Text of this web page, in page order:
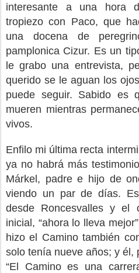
interesante a una hora
tropiezo con Paco, que
una docena de
pamplonica Cizur. Es un
le grabo una entrevista,
querido se le aguan los
puede seguir. Sabido es
mueren mientras
vivos.
Enfilo mi última recta
ya no habrá más
Márkel, padre e hijo de
viendo un par de días.
desde Roncesvalles y el
inicial, “ahora lo lleva
hizo el Camino también
solo tenía nueve años; y él,
“El Camino es una